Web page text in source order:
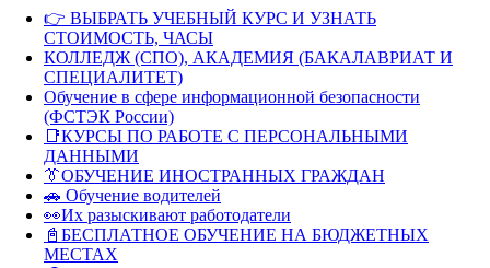
👉 ВЫБРАТЬ УЧЕБНЫЙ КУРС И УЗНАТЬ
СТОИМОСТЬ, ЧАСЫ
КОЛЛЕДЖ (СПО), АКАДЕМИЯ (БАКАЛАВРИАТ И
СПЕЦИАЛИТЕТ)
Обучение в сфере информационной безопасности
(ФСТЭК России)
📑КУРСЫ ПО РАБОТЕ С ПЕРСОНАЛЬНЫМИ
ДАННЫМИ
👔ОБУЧЕНИЕ ИНОСТРАННЫХ ГРАЖДАН
🚗 Обучение водителей
👀Их разыскивают работодатели
📓БЕСПЛАТНОЕ ОБУЧЕНИЕ НА БЮДЖЕТНЫХ
МЕСТАХ